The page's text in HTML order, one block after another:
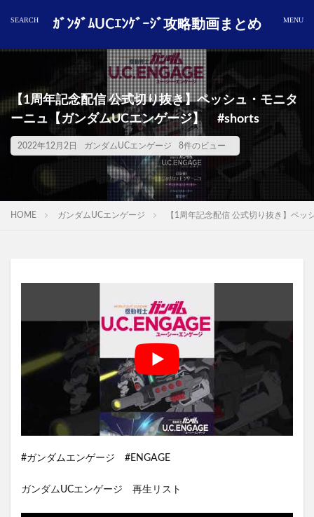
ｶﾞﾝﾀﾞﾑUCｴﾝｹﾞｰｼﾞ攻略動画まとめ
【1周年記念配信 公式切り抜き】ペッシュ・モニタ
ーニュ【ガンダムUCエンゲージ】 #shorts
2022年12月2日 ガンダムUCエンゲージ 8件のビュー
HOME ガンダムUCエンゲージ 【1周年記念配信 公式切り抜き】ペ
#ガンダムエンゲージ #ENGAGE
ガンダムUCエンゲージ 再生リスト